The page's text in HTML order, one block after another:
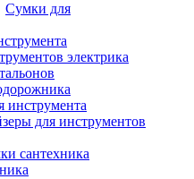
Сумки для
электрика
инструмента
для инструментов
сантехника